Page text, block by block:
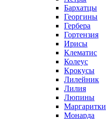
Бархатцы
Георгины
Гербера
Гортензия
Ирисы
Клематис
Колеус
Крокусы
Лилейник
Лилия
Люпины
Маргаритки
Монарда